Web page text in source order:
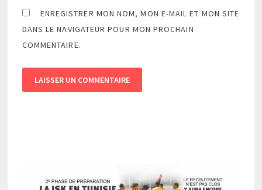
ENREGISTRER MON NOM, MON E-MAIL ET MON SITE
DANS LE NAVIGATEUR POUR MON PROCHAIN
COMMENTAIRE.